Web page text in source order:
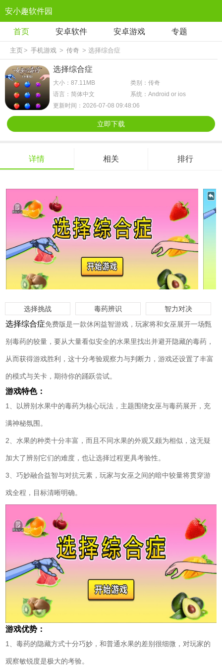
安小趣软件园
首页 安卓软件 安卓游戏 专题
主页> 手机游戏 > 传奇 > 选择综合症
选择综合症
大小：87.11MB
类别：传奇
语言：简体中文
系统：Android or ios
更新时间：2026-07-08 09:48:06
立即下载
详情 相关 排行
选择挑战 毒药辨识 智力对决
选择综合症免费版是一款休闲益智游戏，玩家将和女巫展开一场甄
别毒药的较量，要从大量看似安全的水果里找出并避开隐藏的毒药，
从而获得游戏胜利，这十分考验观察力与判断力，游戏还设置了丰富
的模式与关卡，期待你的踊跃尝试。
游戏特色：
1、以辨别水果中的毒药为核心玩法，主题围绕女巫与毒药展开，充
满神秘氛围。
2、水果的种类十分丰富，而且不同水果的外观又颇为相似，这无疑
加大了辨别它们的难度，也让选择过程更具考验性。
3、巧妙融合益智与对抗元素，玩家与女巫之间的暗中较量将贯穿游
戏全程，目标清晰明确。
游戏优势：
1、毒药的隐藏方式十分巧妙，和普通水果的差别很细微，对玩家的
观察敏锐度是极大的考验。